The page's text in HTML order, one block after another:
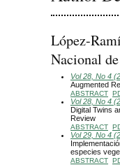
López-
Nacional
Vol 28, No 4
Augmented
ABSTRACT
Vol 28, No 4
Digital Twins
Review
ABSTRACT
Vol 29, No 4
especies
ABSTRACT